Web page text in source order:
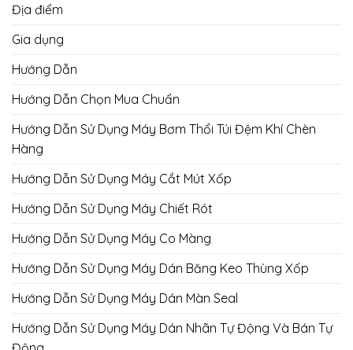
Địa điểm
Gia dụng
Hướng Dẫn
Hướng Dẫn Chọn Mua Chuẩn
Hướng Dẫn Sử Dụng Máy Bơm Thổi Túi Đệm Khí Chèn
Hàng
Hướng Dẫn Sử Dụng Máy Cắt Mút Xốp
Hướng Dẫn Sử Dụng Máy Chiết Rót
Hướng Dẫn Sử Dụng Máy Co Màng
Hướng Dẫn Sử Dụng Máy Dán Băng Keo Thùng Xốp
Hướng Dẫn Sử Dụng Máy Dán Màn Seal
Hướng Dẫn Sử Dụng Máy Dán Nhãn Tự Động Và Bán Tự